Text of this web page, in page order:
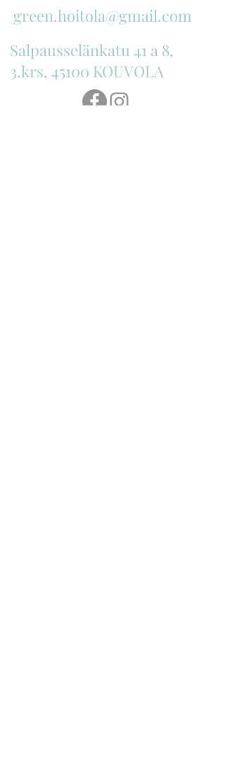
Salpausselänkatu 41 a 8,
3.krs, 45100 KOUVOLA
green.hoitola@gmail.com